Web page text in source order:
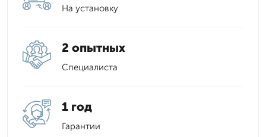
На установку
2 опытных
Специалиста
1 год
Гарантии